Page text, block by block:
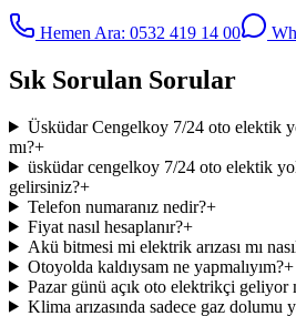
Hemen Ara: 0532 419 14 00
Sık Sorulan Sorular
Üsküdar Cengelkoy 7/24 oto elektik
mı?+
üsküdar cengelkoy 7/24 oto elektik
gelirsiniz?+
Telefon numaranız nedir?+
Fiyat nasıl hesaplanır?+
Akü bitmesi mi elektrik arızası mı
Otoyolda kaldıysam ne yapmalıyım?+
Pazar günü açık oto elektrikçi geliyor
Klima arızasında sadece gaz dolumu